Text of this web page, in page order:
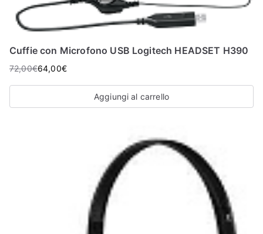
Cuffie con Microfono USB Logitech HEADSET H390
72,00€64,00€
Aggiungi al carrello